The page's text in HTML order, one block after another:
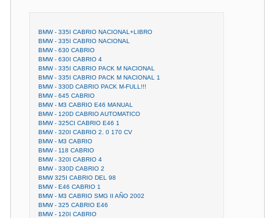
BMW - 335I CABRIO NACIONAL+LIBRO
BMW - 335I CABRIO NACIONAL
BMW - 630 CABRIO
BMW - 630I CABRIO 4
BMW - 335I CABRIO PACK M NACIONAL
BMW - 335I CABRIO PACK M NACIONAL 1
BMW - 330D CABRIO PACK M-FULL!!!
BMW - 645 CABRIO
BMW - M3 CABRIO E46 MANUAL
BMW - 120D CABRIO AUTOMATICO
BMW - 325CI CABRIO E46 1
BMW - 320I CABRIO 2. 0 170 CV
BMW - M3 CABRIO
BMW - 118 CABRIO
BMW - 320I CABRIO 4
BMW - 330D CABRIO 2
BMW 325I CABRIO DEL 98
BMW - E46 CABRIO 1
BMW - M3 CABRIO SMG II AÑO 2002
BMW - 325 CABRIO E46
BMW - 120I CABRIO